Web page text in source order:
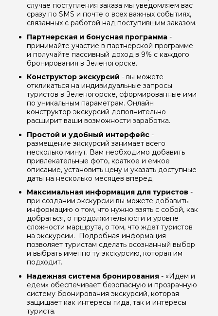
случае поступления заказа мы уведомляем вас
сразу по SMS и почте о всех важных событиях,
связанных с работой над поступившим заказом.
Партнерская и бонусная программа -
принимайте участие в партнерской программе
и получайте пассивный доход в 9% с каждого
бронирования в Зеленогорске.
Конструктор экскурсий - вы можете
откликаться на индивидуальные запросы
туристов в Зеленогорске, сформированные ими
по уникальным параметрам. Онлайн
конструктор экскурсий дополнительно
расширит ваши возможности заработка.
Простой и удобный интерфейс -
размещение экскурсий занимает всего
несколько минут. Вам необходимо добавить
привлекательные фото, краткое и емкое
описание, установить цену и указать доступные
даты на несколько месяцев вперед.
Максимальная информация для туристов -
при создании экскурсии вы можете добавить
информацию о том, что нужно взять с собой, как
добраться, о продолжительности и уровне
сложности маршрута, о том, что ждет туристов
на экскурсии. Подробная информация
позволяет туристам сделать осознанный выбор
и выбрать именно ту экскурсию, которая им
подходит.
Надежная система бронирования - «Идем и
едем» обеспечивает безопасную и прозрачную
систему бронирования экскурсий, которая
защищает как интересы гида, так и интересы
туриста.